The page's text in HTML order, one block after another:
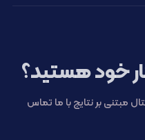
خود هستید؟
مبتنی بر نتایج با ما تماس